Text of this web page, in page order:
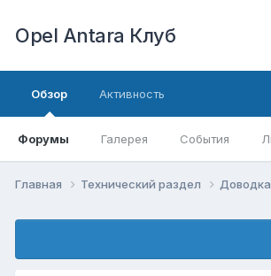
Opel Antara Клуб
Обзор
Форумы Галерея События
Активность
Главная Технический раздел